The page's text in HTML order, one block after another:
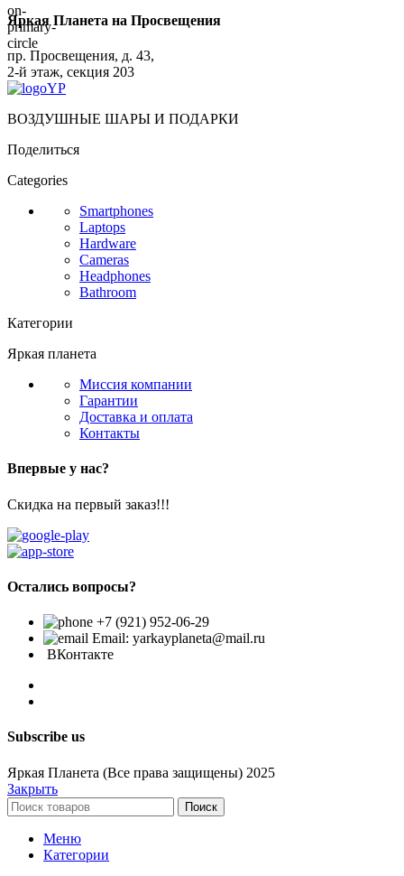
Яркая Планета на Просвещения
пр. Просвещения, д. 43,
2-й этаж, секция 203
ВОЗДУШНЫЕ ШАРЫ И ПОДАРКИ
Поделиться
Categories
Smartphones
Laptops
Hardware
Cameras
Headphones
Bathroom
Категории
Яркая планета
Миссия компании
Гарантии
Доставка и оплата
Контакты
Впервые у нас?
Скидка на первый заказ!!!
Остались вопросы?
+7 (921) 952-06-29
Email: yarkayplaneta@mail.ru
ВКонтакте
Subscribe us
Яркая Планета (Все права защищены) 2025
Закрыть
Поиск
Меню
Категории